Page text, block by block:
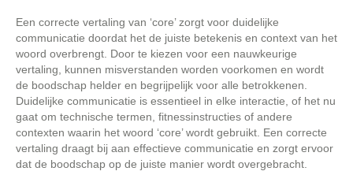
Een correcte vertaling van ‘core’ zorgt voor duidelijke
communicatie doordat het de juiste betekenis en context van het
woord overbrengt. Door te kiezen voor een nauwkeurige
vertaling, kunnen misverstanden worden voorkomen en wordt
de boodschap helder en begrijpelijk voor alle betrokkenen.
Duidelijke communicatie is essentieel in elke interactie, of het nu
gaat om technische termen, fitnessinstructies of andere
contexten waarin het woord ‘core’ wordt gebruikt. Een correcte
vertaling draagt bij aan effectieve communicatie en zorgt ervoor
dat de boodschap op de juiste manier wordt overgebracht.